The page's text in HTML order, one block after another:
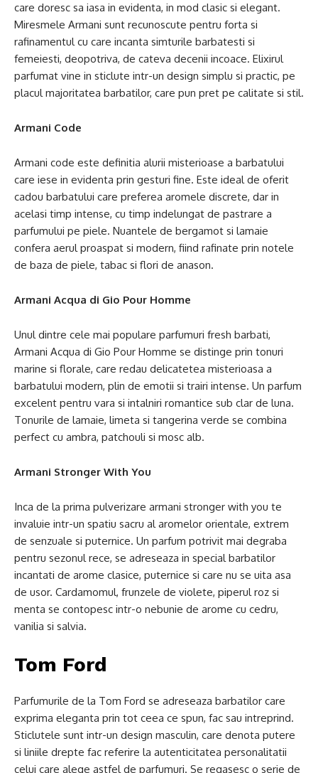
care doresc sa iasa in evidenta, in mod clasic si elegant.
Miresmele Armani sunt recunoscute pentru forta si
rafinamentul cu care incanta simturile barbatesti si
femeiesti, deopotriva, de cateva decenii incoace. Elixirul
parfumat vine in sticlute intr-un design simplu si practic, pe
placul majoritatea barbatilor, care pun pret pe calitate si stil.
Armani Code
Armani code este definitia alurii misterioase a barbatului
care iese in evidenta prin gesturi fine. Este ideal de oferit
cadou barbatului care preferea aromele discrete, dar in
acelasi timp intense, cu timp indelungat de pastrare a
parfumului pe piele. Nuantele de bergamot si lamaie
confera aerul proaspat si modern, fiind rafinate prin notele
de baza de piele, tabac si flori de anason.
Armani Acqua di Gio Pour Homme
Unul dintre cele mai populare parfumuri fresh barbati,
Armani Acqua di Gio Pour Homme se distinge prin tonuri
marine si florale, care redau delicatetea misterioasa a
barbatului modern, plin de emotii si trairi intense. Un parfum
excelent pentru vara si intalniri romantice sub clar de luna.
Tonurile de lamaie, limeta si tangerina verde se combina
perfect cu ambra, patchouli si mosc alb.
Armani Stronger With You
Inca de la prima pulverizare armani stronger with you te
invaluie intr-un spatiu sacru al aromelor orientale, extrem
de senzuale si puternice. Un parfum potrivit mai degraba
pentru sezonul rece, se adreseaza in special barbatilor
incantati de arome clasice, puternice si care nu se uita asa
de usor. Cardamomul, frunzele de violete, piperul roz si
menta se contopesc intr-o nebunie de arome cu cedru,
vanilia si salvia.
Tom Ford
Parfumurile de la Tom Ford se adreseaza barbatilor care
exprima eleganta prin tot ceea ce spun, fac sau intreprind.
Sticlutele sunt intr-un design masculin, care denota putere
si liniile drepte fac referire la autenticitatea personalitatii
celui care alege astfel de parfumuri. Se regasesc o serie de